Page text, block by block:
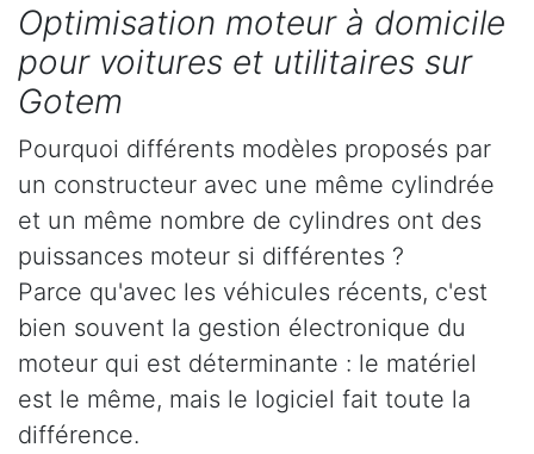
Optimisation moteur à domicile
pour voitures et utilitaires sur
Gotem
Pourquoi différents modèles proposés par
un constructeur avec une même cylindrée
et un même nombre de cylindres ont des
puissances moteur si différentes ?
Parce qu'avec les véhicules récents, c'est
bien souvent la gestion électronique du
moteur qui est déterminante : le matériel
est le même, mais le logiciel fait toute la
différence.